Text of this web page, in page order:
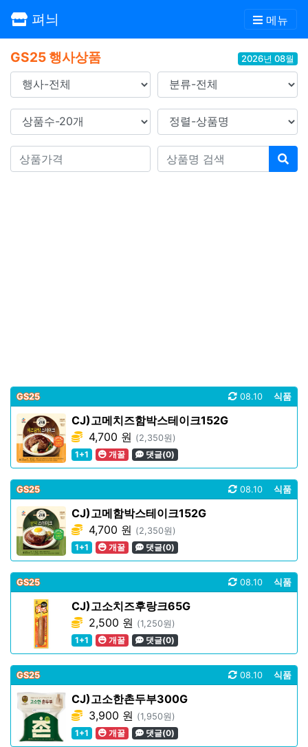
펴늬 메뉴
GS25 행사상품 2026년 08월
GS25 식품
08.10
CJ)고메치즈함박스테이크152G
4,700 원 (2,350원)
1+1
개꿀 댓글(0)
GS25 식품
08.10
CJ)고메함박스테이크152G
4,700 원 (2,350원)
1+1
개꿀 댓글(0)
GS25 식품
08.10
CJ)고소치즈후랑크65G
2,500 원 (1,250원)
1+1
개꿀 댓글(0)
GS25 식품
08.10
CJ)고소한촌두부300G
3,900 원 (1,950원)
1+1
개꿀 댓글(0)